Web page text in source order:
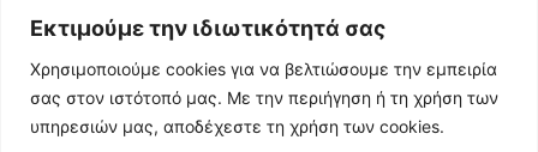
Εκτιμούμε την ιδιωτικότητά σας
Χρησιμοποιούμε cookies για να βελτιώσουμε την εμπειρία
σας στον ιστότοπό μας. Με την περιήγηση ή τη χρήση των
υπηρεσιών μας, αποδέχεστε τη χρήση των cookies.
Όροι Χρήσης & Πολιτική Απορρήτου